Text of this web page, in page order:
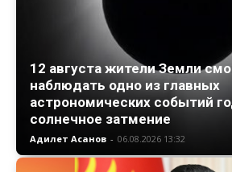
12 августа жители Земли
наблюдать одно из главных
астрономических событий
солнечное затмение
Адилет Асанов - 06.08.2026 13:32